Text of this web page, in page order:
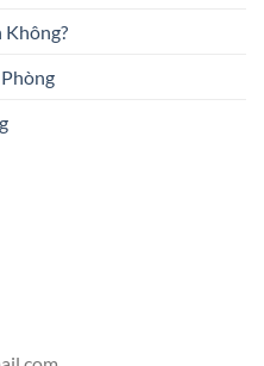
Không?